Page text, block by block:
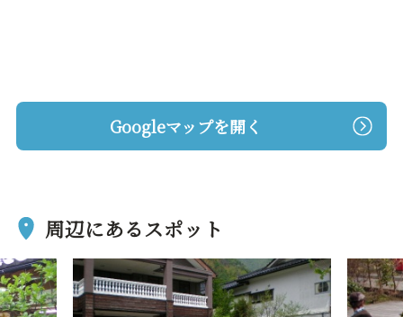
Googleマップを開く
周辺にあるスポット